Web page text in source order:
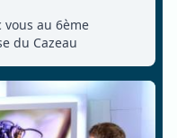
vous au 6ème
du Cazeau